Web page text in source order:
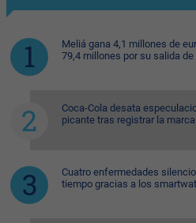
Meliá gana 4,1 millones de
79,4 millones por su salida de
Coca-Cola desata
picante tras registrar la marca
Cuatro enfermedades
tiempo gracias a los